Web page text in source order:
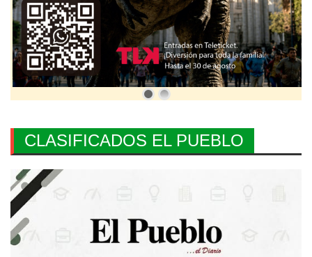
CLASIFICADOS EL PUEBLO